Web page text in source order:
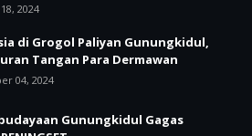
2024
di Grogol Paliyan Gunungkidul,
Tangan Para Dermawan
04, 2024
Gunungkidul Gagas